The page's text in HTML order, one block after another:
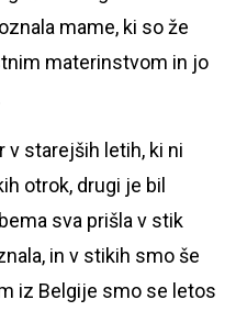
mame, ki so že
materinstvom in jo
v starejših letih, ki ni
otrok, drugi je bil
sva prišla v stik
in v stikih smo še
iz Belgije smo se letos